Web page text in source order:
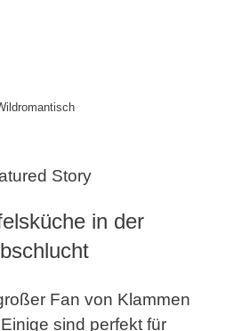
Story
in der
Fan von Klammen
sind perfekt für